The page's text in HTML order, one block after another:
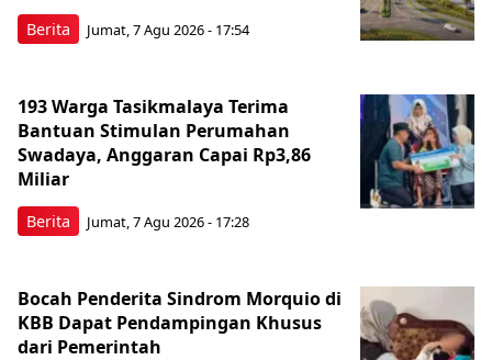
Berita Jumat, 7 Agu 2026 - 17:54
Berita
193 Warga Tasikmalaya Terima
Bantuan Stimulan Perumahan
Swadaya, Anggaran Capai Rp3,86
Miliar
Jumat, 7 Agu 2026 - 17:28
Bocah Penderita Sindrom Morquio di
KBB Dapat Pendampingan Khusus
dari Pemerintah